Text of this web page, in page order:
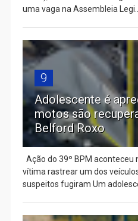
uma vaga na Assembleia Legi...
9
Adolescente é
motos são
Belford Roxo
Ação do 39º BPM aconteceu
vítima rastrear um dos
suspeitos fugiram Um